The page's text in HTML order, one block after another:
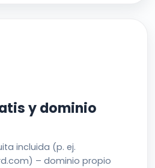
y dominio
incluida (p. ej.
– dominio propio